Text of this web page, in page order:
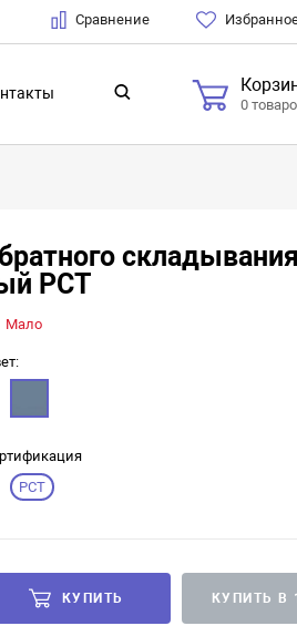
Сравнение
0
РСТ
Мало
РСТ
КУПИТЬ КУПИТЬ В